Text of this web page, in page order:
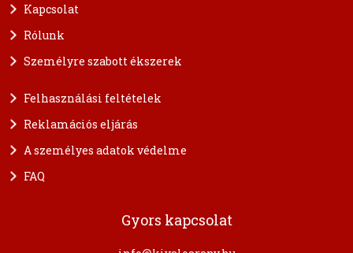
Kapcsolat
Rólunk
Személyre szabott ékszerek
Felhasználási feltételek
Reklamációs eljárás
A személyes adatok védelme
FAQ
Gyors kapcsolat